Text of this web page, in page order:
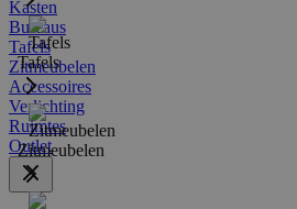
Tafels
Zitmeubelen
Kasten
Bureaus
Tafels
Zitmeubelen
Accessoires
Verlichting
Ruimtes
Outlet